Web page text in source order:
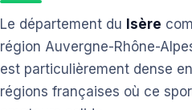
Le département du Isère
région Auvergne-Rhône-
est particulièrement dense
régions françaises où ce